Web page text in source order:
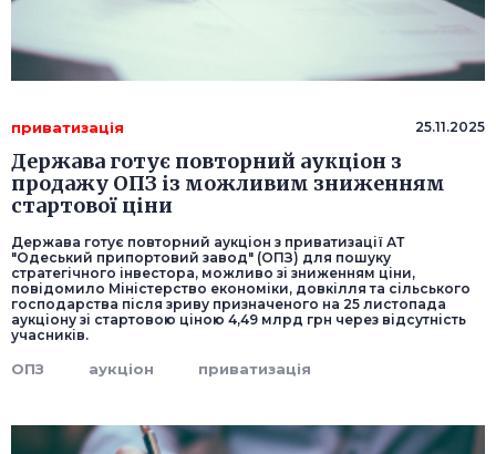
приватизація 25.11.2025
Держава готує повторний аукціон з
продажу ОПЗ із можливим зниженням
стартової ціни
Держава готує повторний аукціон з приватизації АТ
"Одеський припортовий завод" (ОПЗ) для пошуку
стратегічного інвестора, можливо зі зниженням ціни,
повідомило Міністерство економіки, довкілля та сільського
господарства після зриву призначеного на 25 листопада
аукціону зі стартовою ціною 4,49 млрд грн через відсутність
учасників.
ОПЗ аукціон приватизація